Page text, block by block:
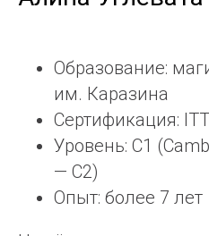
Образование:
им. Каразина
Сертификация:
Уровень: C1
британское
Опыт: более 8 лет